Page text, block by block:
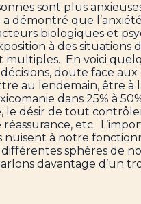
sont plus
a démontré que
biologiques et
à des situations
multiples. En voici
doute face aux
au lendemain, être à
dans 25% à
le désir de tout
etc.
nuisent à notre
sphères de
davantage d’un